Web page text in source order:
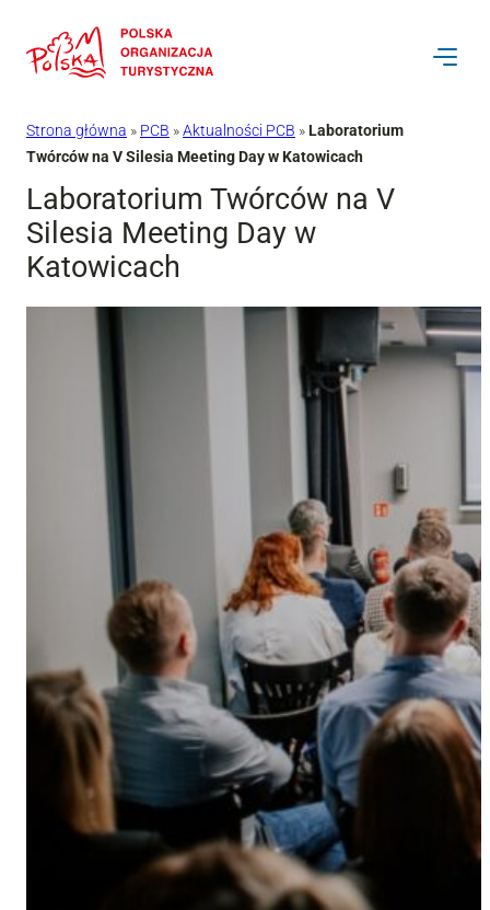
do
Strona główna » PCB »Aktualności PCB »Laboratorium
Twórców na V Silesia Meeting Day w Katowicach
Laboratorium Twórców na V
Silesia Meeting Day w
Katowicach